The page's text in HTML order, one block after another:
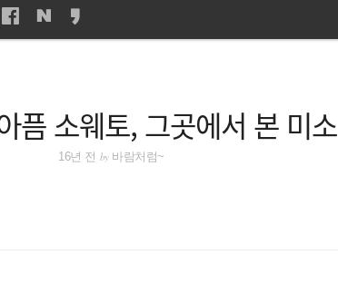
픔 소웨토, 그곳에서 본 미소
16년 전 by바람처럼~